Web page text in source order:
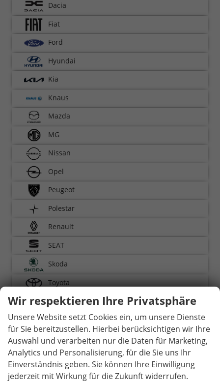
Dacia
Fiat
Ford
Hyundai
Kia
Knaus
Mazda
MG
Nissan
Opel
Peugeot
Polestar
Renault
SEAT
Skoda
Toyota
Volkswagen
Volvo
Weinsberg
Geparkte Fahrzeuge (0 )
Wir respektieren Ihre Privatsphäre
Unsere Website setzt Cookies ein, um unsere Dienste
für Sie bereitzustellen. Hierbei berücksichtigen wir Ihre
Auswahl und verarbeiten nur die Daten für Marketing,
Analytics und Personalisierung, für die Sie uns Ihr
Einverständnis geben. Sie können Ihre Einwilligung
jederzeit mit Wirkung für die Zukunft widerrufen.